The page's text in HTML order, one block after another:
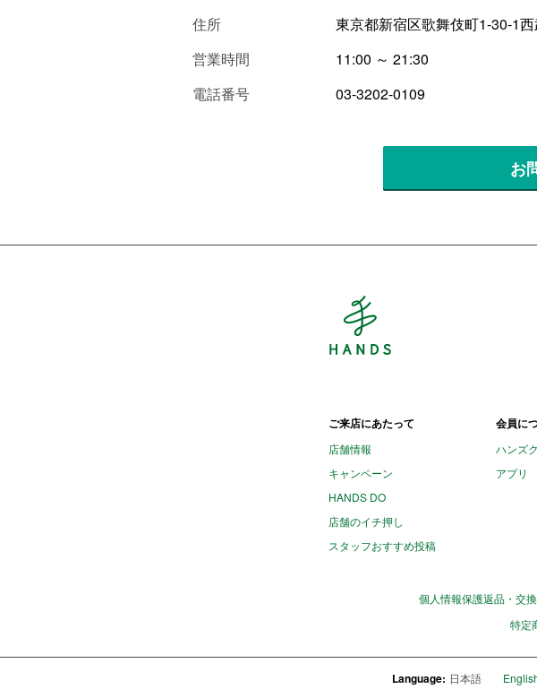
住所
東京都新宿区歌舞伎町1-30-1
営業時間
11:00 ～ 21:30
電話番号
03-3202-0109
お
ご来店にあたって
店舗情報
キャンペーン
HANDS DO
店舗のイチ押し
スタッフおすすめ投稿
会員に
ハンズ
アプリ
個人情報保護返品・交
特定
Language: 日本語